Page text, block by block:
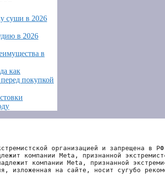
суши в 2026
в 2026
в
как
покупкой
организацией и запрещена в РФ
компании Meta, признанной
компании Meta, признанной
изложенная на сайте, носит сугубо